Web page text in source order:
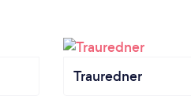
Trauredner